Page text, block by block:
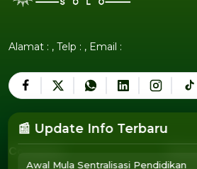
Alamat : , Telp : , Email :
Company
📰 Update Info Terbaru
Awal Mula Sentralisasi Pendidikan